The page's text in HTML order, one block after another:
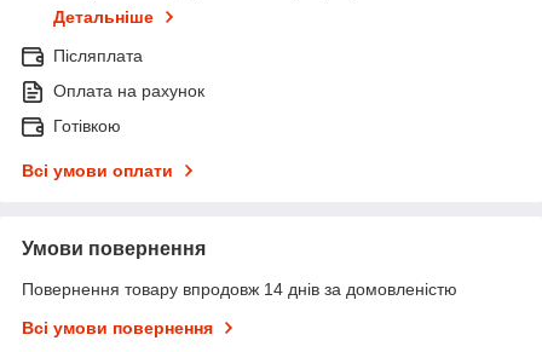
Детальніше
Післяплата
Оплата на рахунок
Готівкою
Всі умови оплати
Умови повернення
Повернення товару впродовж 14 днів за домовленістю
Всі умови повернення